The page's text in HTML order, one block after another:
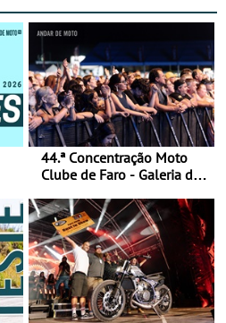
44.ª Concentração Moto
Clube de Faro - Galeria de